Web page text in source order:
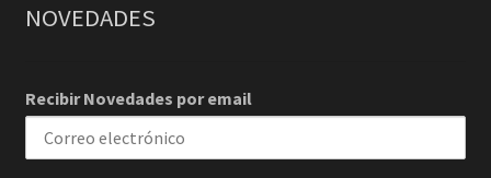
NOVEDADES
Recibir Novedades por email